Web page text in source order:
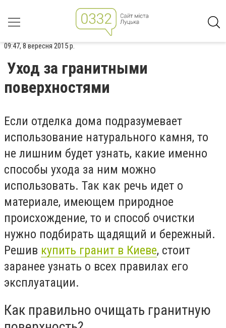
09:47, 8 вересня 2015 р.
Уход за гранитными
поверхностями
Если отделка дома подразумевает
использование натурального камня, то
не лишним будет узнать, какие именно
способы ухода за ним можно
использовать. Так как речь идет о
материале, имеющем природное
происхождение, то и способ очистки
нужно подбирать щадящий и бережный.
Решив купить гранит в Киеве, стоит
заранее узнать о всех правилах его
эксплуатации.
Как правильно очищать гранитную